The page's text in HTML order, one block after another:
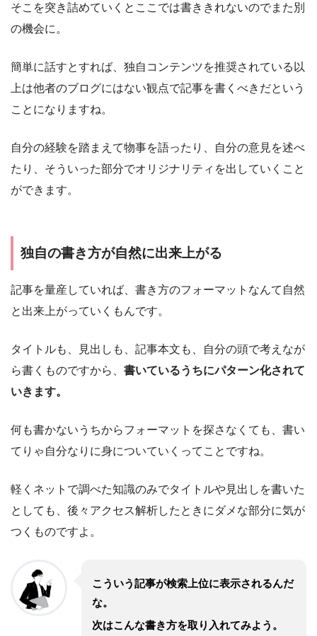
そこを突き詰めていくとここでは書ききれないのでまた別
の機会に。
簡単に話すとすれば、独自コンテンツを推奨されている以
上は他者のブログにはない観点で記事を書くべきだという
ことになりますね。
自分の経験を踏まえて物事を語ったり、自分の意見を述べ
たり、そういった部分でオリジナリティを出していくこと
ができます。
独自の書き方が自然に出来上がる
記事を量産していれば、書き方のフォーマットなんて自然
と出来上がっていくもんです。
タイトルも、見出しも、記事本文も、自分の頭で考えなが
ら書くものですから、 書いているうちにパターン化されて
いきます。
何も書かないうちからフォーマットを探さなくても、書い
てりゃ自分なりに身についていくってことですね。
軽くネットで調べた知識のみでタイトルや見出しを書いた
としても、後々アクセス解析したときにダメな部分に気が
つくものですよ。
こういう記事が検索上位に表示されるんだ
な。
次はこんな書き方を取り入れてみよう。